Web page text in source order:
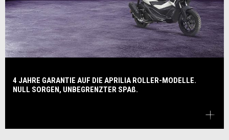
4 JAHRE GARANTIE AUF DIE APRILIA ROLLER-MODELLE.
NULL SORGEN, UNBEGRENZTER SPAß.